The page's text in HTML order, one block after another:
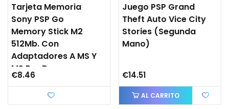
Tarjeta Memoria
Sony PSP Go
Memory Stick M2
512Mb. Con
Adaptadores A MS Y
MS Pro Duo
€8.46
Juego PSP Grand
Theft Auto Vice City
Stories (segunda
Mano)
€14.51
AL CARRITO